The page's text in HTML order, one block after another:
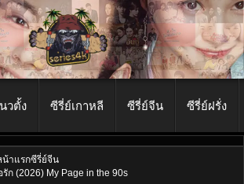
วตั้ง ซีรี่ย์เกาหลี ซีรี่ย์จีน ซีรี่ย์ฝรั่ง
น้าแรกซีรี่ย์จีน
ก (2026) My Page in the 90s